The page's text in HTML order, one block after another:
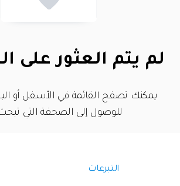
لم يتم العثور على
يمكنك تصفح القائمة في الأسفل أو
للوصول إلى الصحفة التي
التبرعات